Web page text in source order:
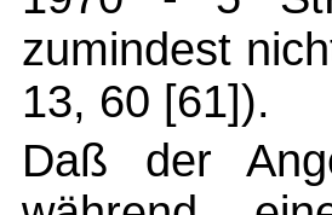
zumindest
13, 60 [61]).
Daß der